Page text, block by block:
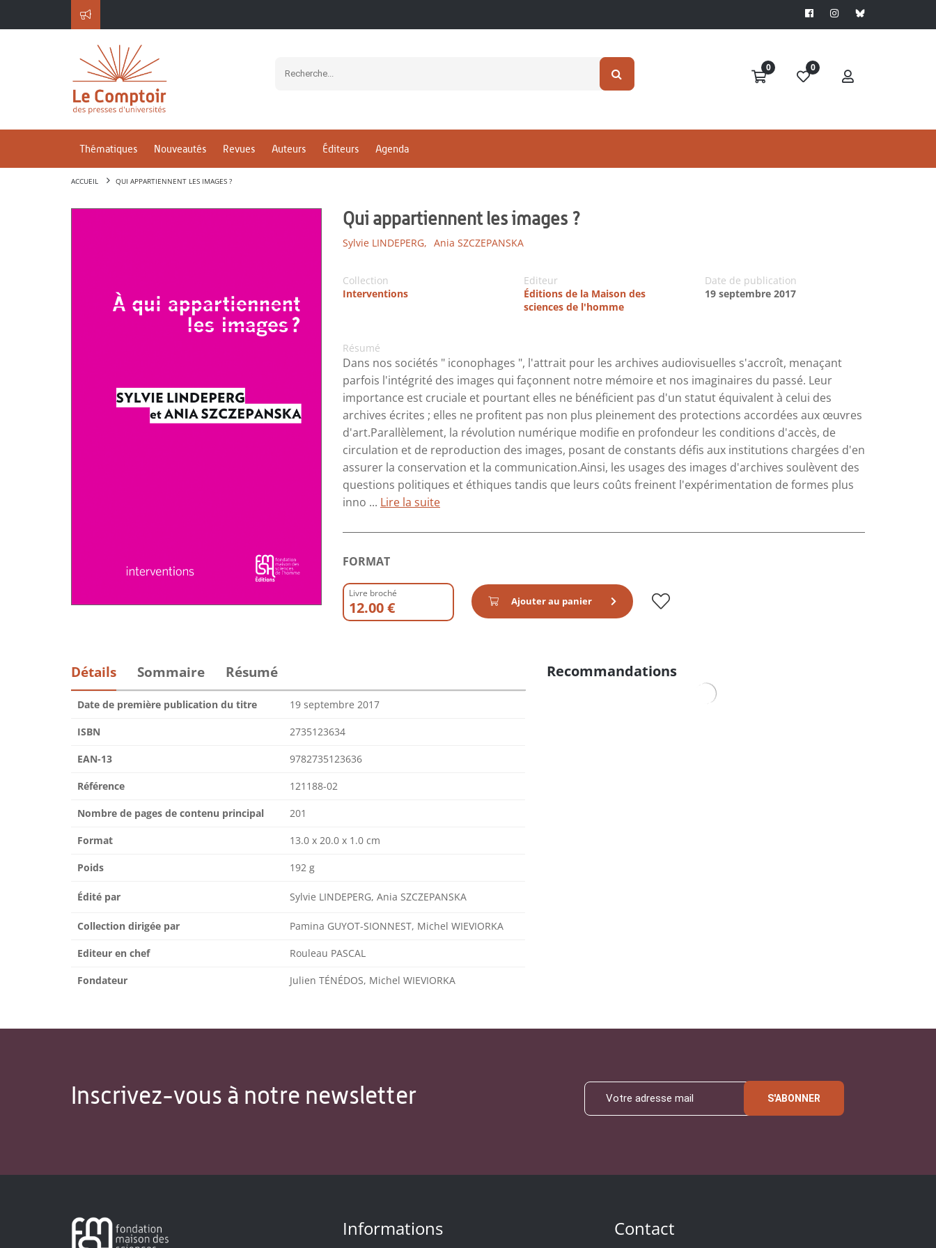
0 0
Thématiques Nouveautés Revues Auteurs Éditeurs Agenda
ACCUEIL QUI APPARTIENNENT LES IMAGES ?
Qui appartiennent les images ?
Sylvie LINDEPERG, Ania SZCZEPANSKA
Collection
Interventions
Editeur
Éditions de la Maison des
sciences de l'homme
Date de publication
19 septembre 2017
Résumé
Dans nos sociétés " iconophages ", l'attrait pour les archives audiovisuelles s'accroît, menaçant
parfois l'intégrité des images qui façonnent notre mémoire et nos imaginaires du passé. Leur
importance est cruciale et pourtant elles ne bénéficient pas d'un statut équivalent à celui des
archives écrites ; elles ne profitent pas non plus pleinement des protections accordées aux œuvres
d'art.Parallèlement, la révolution numérique modifie en profondeur les conditions d'accès, de
circulation et de reproduction des images, posant de constants défis aux institutions chargées d'en
assurer la conservation et la communication.Ainsi, les usages des images d'archives soulèvent des
questions politiques et éthiques tandis que leurs coûts freinent l'expérimentation de formes plus
inno ... Lire la suite
FORMAT
Livre broché
12.00 € Ajouter au panier
Détails Sommaire Résumé
Date de première publication du titre 19 septembre 2017
ISBN 2735123634
EAN-13 9782735123636
Référence 121188-02
Nombre de pages de contenu principal 201
Format 13.0 x 20.0 x 1.0 cm
Poids 192 g
Édité par Sylvie LINDEPERG, Ania SZCZEPANSKA
Collection dirigée par Pamina GUYOT-SIONNEST, Michel WIEVIORKA
Editeur en chef Rouleau PASCAL
Fondateur Julien TÉNÉDOS, Michel WIEVIORKA
Recommandations
Inscrivez-vous à notre newsletter S'ABONNER
Informations Contact